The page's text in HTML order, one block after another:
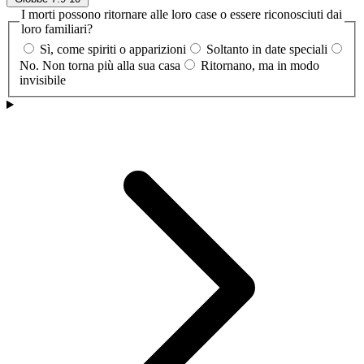
I morti possono ritornare alle loro case o essere riconosciuti dai
loro familiari?
Sì, come spiriti o apparizioni
Soltanto in date speciali
No. Non torna più alla sua casa
Ritornano, ma in modo
invisibile